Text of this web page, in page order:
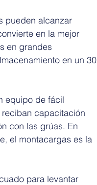
pueden alcanzar
en la mejor
en grandes
en un 30
equipo de fácil
capacitación
con las grúas. En
el montacargas es la
para levantar